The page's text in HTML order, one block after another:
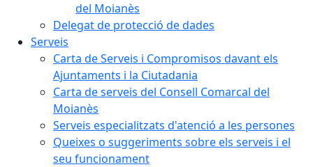
del Moianès
Delegat de protecció de dades
Serveis
Carta de Serveis i Compromisos davant els
Ajuntaments i la Ciutadania
Carta de serveis del Consell Comarcal del
Moianès
Serveis especialitzats d'atenció a les persones
Queixes o suggeriments sobre els serveis i el
seu funcionament